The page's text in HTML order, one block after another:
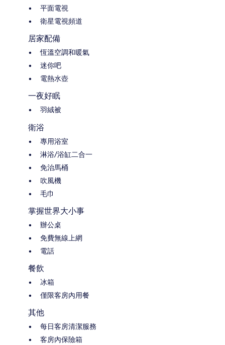
平面電視
衛星電視頻道
居家配備
恆溫空調和暖氣
迷你吧
電熱水壺
一夜好眠
羽絨被
衛浴
專用浴室
淋浴/浴缸二合一
免治馬桶
吹風機
毛巾
掌握世界大小事
辦公桌
免費無線上網
電話
餐飲
冰箱
僅限客房內用餐
其他
每日客房清潔服務
客房內保險箱